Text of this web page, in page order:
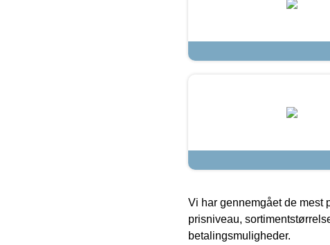
Vi har gennemgået de mest
prisniveau,
betalingsmuligheder.